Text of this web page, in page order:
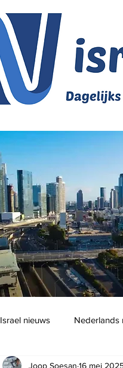
Israel nieuws Nederlands
Joop Soesan 16 mei